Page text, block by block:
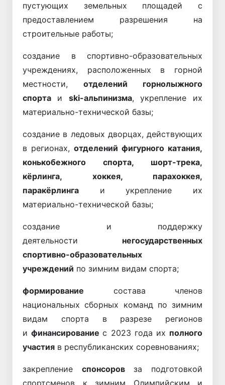
пустующих земельных площадей с
предоставлением разрешения на
строительные работы;
создание в спортивно-образовательных
учреждениях, расположенных в горной
местности, отделений горнолыжного
спорта и ski-альпинизма, укрепление их
материально-технической базы;
создание в ледовых дворцах, действующих
в регионах, отделений фигурного катания,
конькобежного спорта, шорт-трека,
кёрлинга, хоккея, парахоккея,
паракёрлинга и укрепление их
материально-технической базы;
создание и поддержку
деятельности негосударственных
спортивно-образовательных
учреждений по зимним видам спорта;
формирование состава членов
национальных сборных команд по зимним
видам спорта в разрезе регионов
ифинансированиес 2023 года их полного
участия в республиканских соревнованиях;
закрепление спонсоровза подготовкой
спортсменов к зимним Олимпийским и